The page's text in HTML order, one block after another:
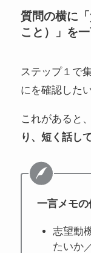
質問の横に
こと）」を
ステップ１で
にを確認した
これがあると、
り、短く話し
一言メモの
志望動
たいか